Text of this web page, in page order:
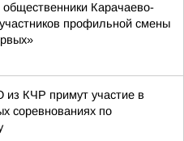
общественники Карачаево-
профильной смены
КЧР примут участие в
соревнованиях по